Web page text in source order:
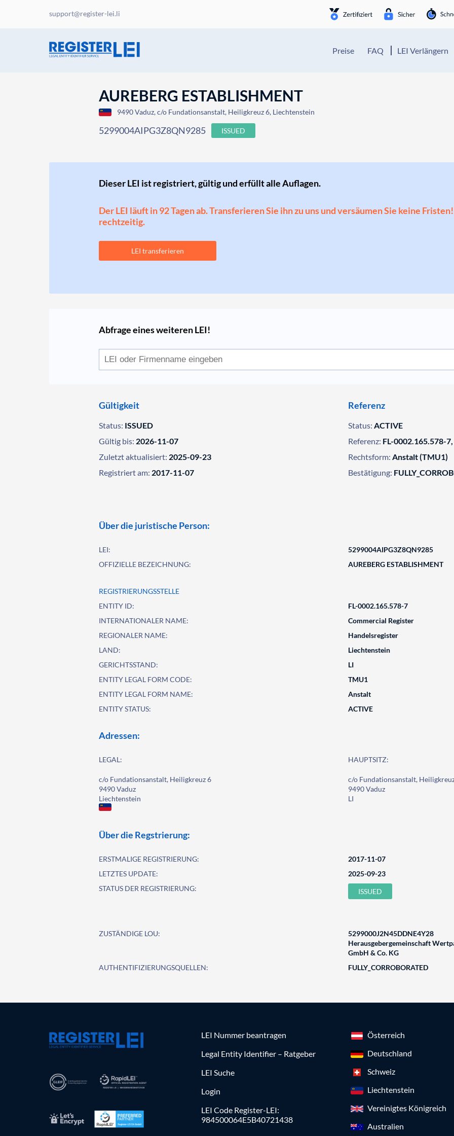
support@register-lei.li
Preise FAQ LEI Verlängern
AUREBERG ESTABLISHMENT
9490 Vaduz, c/o Fundationsanstalt, Heiligkreuz 6, Liechtenstein
5299004AIPG3Z8QN9285 ISSUED
Dieser LEI ist registriert, gültig und erfüllt alle Auflagen.
Der LEI läuft in 92 Tagen ab. Transferieren Sie ihn zu uns und versäumen Sie keine
rechtzeitig.
LEI transferieren
Abfrage eines weiteren LEI!
Gültigkeit
Status: ISSUED
Gültig bis: 2026-11-07
Zuletzt aktualisiert: 2025-09-23
Registriert am: 2017-11-07
Referenz
Status: ACTIVE
Referenz: FL-0002.165.578-
Rechtsform: Anstalt (TMU1)
Bestätigung:
Über die juristische Person:
LEI:
5299004AIPG3Z8QN9285
OFFIZIELLE BEZEICHNUNG:
AUREBERG ESTABLISHMENT
REGISTRIERUNGSSTELLE
ENTITY ID:
FL-0002.165.578-7
INTERNATIONALER NAME:
Commercial Register
REGIONALER NAME:
Handelsregister
LAND:
Liechtenstein
GERICHTSSTAND:
LI
ENTITY LEGAL FORM CODE:
TMU1
ENTITY LEGAL FORM NAME:
Anstalt
ENTITY STATUS:
ACTIVE
Adressen:
LEGAL:
c/o Fundationsanstalt, Heiligkreuz 6
9490 Vaduz
Liechtenstein
HAUPTSITZ:
c/o Fundationsanstalt,
9490 Vaduz
LI
Über die Regstrierung:
ERSTMALIGE REGISTRIERUNG:
2017-11-07
LETZTES UPDATE:
2025-09-23
STATUS DER REGISTRIERUNG:
ISSUED
ZUSTÄNDIGE LOU:
5299000J2N45DDNE4Y28
Herausgebergemeinschaft
GmbH & Co. KG
AUTHENTIFIZIERUNGSQUELLEN:
FULLY_CORROBORATED
LEI Nummer beantragen
Legal Entity Identifier – Ratgeber
LEI Suche
Login
LEI Code Register-LEI:
984500064E5B40721438
Österreich
Deutschland
Schweiz
Liechtenstein
Vereinigtes Königreich
Australien